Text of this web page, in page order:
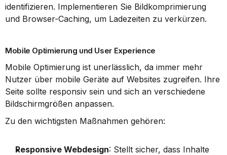
identifizieren. Implementieren Sie Bildkomprimierung
und Browser-Caching, um Ladezeiten zu verkürzen.
Mobile Optimierung und User Experience
Mobile Optimierung ist unerlässlich, da immer mehr
Nutzer über mobile Geräte auf Websites zugreifen. Ihre
Seite sollte responsiv sein und sich an verschiedene
Bildschirmgrößen anpassen.
Zu den wichtigsten Maßnahmen gehören:
Responsive Webdesign: Stellt sicher, dass Inhalte